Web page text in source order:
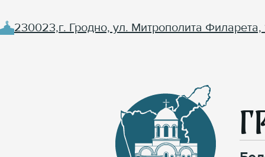
230023,г. Гродно, ул. Митрополита Филарета,